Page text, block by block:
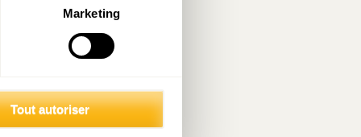
Marketing
Tout autoriser
ne se
plus à